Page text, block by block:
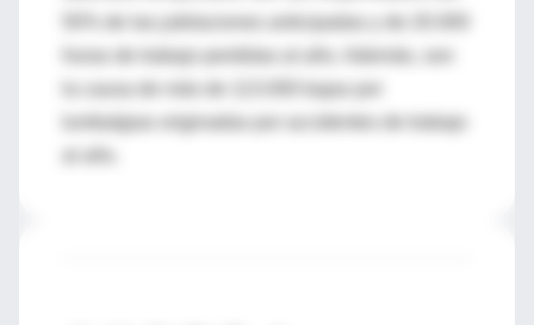
lumbalgias originadas por accidentes de trabajo